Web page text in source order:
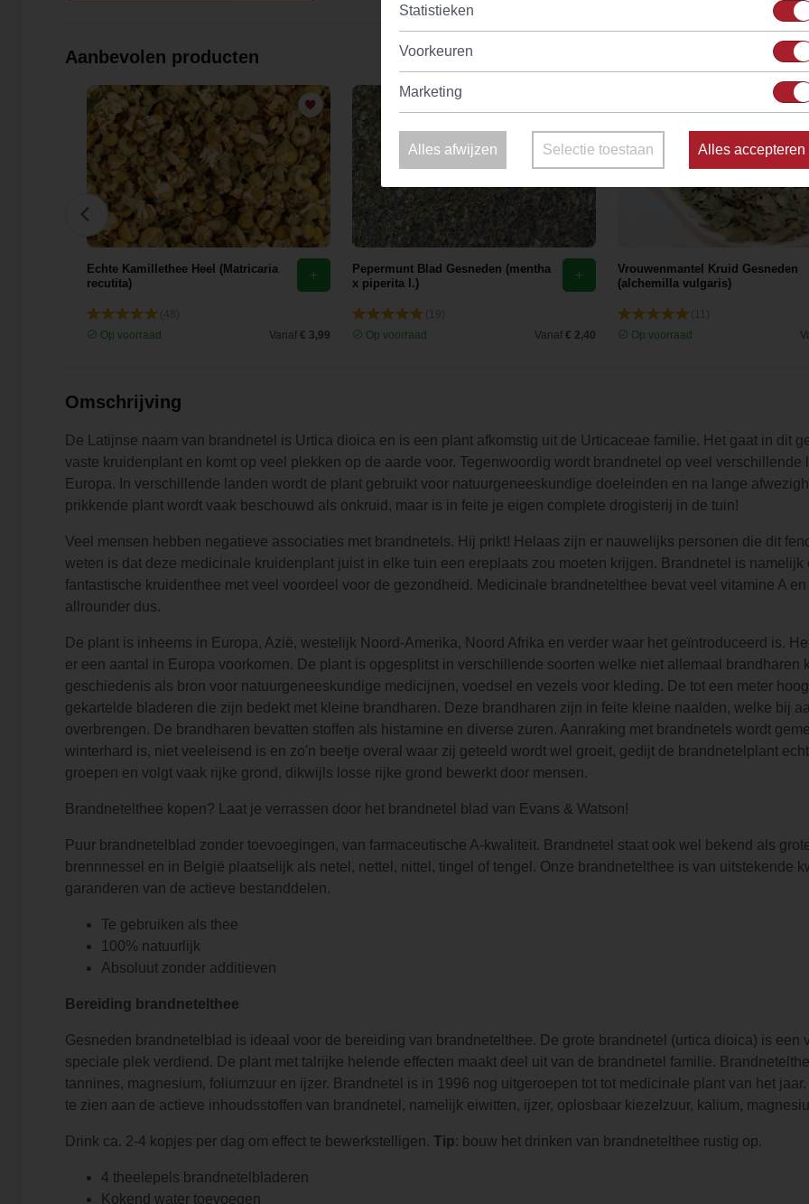
Aanbevolen producten
Echte Kamillethee Heel (Matricaria
recutita)
Op voorraad
Vanaf € 3,99
Pepermunt Blad Gesneden (mentha
x piperita l.)
Op voorraad
Vanaf € 2,40
Vrouwenmantel Kruid Gesneden
(alchemilla vulgaris)
Op voorraad
Omschrijving
De Latijnse naam van brandnetel is Urtica dioica en is een plant afkomstig uit de Urticaceae familie. Het gaat in dit
vaste kruidenplant en komt op veel plekken op de aarde voor. Tegenwoordig wordt brandnetel op veel
Europa. In verschillende landen wordt de plant gebruikt voor natuurgeneeskundige doeleinden en na lange
prikkende plant wordt vaak beschouwd als onkruid, maar is in feite je eigen complete drogisterij in de tuin!
Veel mensen hebben negatieve associaties met brandnetels. Hij prikt! Helaas zijn er nauwelijks personen die dit
weten is dat deze medicinale kruidenplant juist in elke tuin een ereplaats zou moeten krijgen. Brandnetel is
fantastische kruidenthee met veel voordeel voor de gezondheid. Medicinale brandnetelthee bevat veel vitamine A
allrounder dus.
De plant is inheems in Europa, Azië, westelijk Noord-Amerika, Noord Afrika en verder waar het geïntroduceerd is.
er een aantal in Europa voorkomen. De plant is opgesplitst in verschillende soorten welke niet allemaal brandharen
geschiedenis als bron voor natuurgeneeskundige medicijnen, voedsel en vezels voor kleding. De tot een meter
gekartelde bladeren die zijn bedekt met kleine brandharen. Deze brandharen zijn in feite kleine naalden, welke bij
overbrengen. De brandharen bevatten stoffen als histamine en diverse zuren. Aanraking met brandnetels wordt
winterhard is, niet veeleisend is en zo'n beetje overal waar zij geteeld wordt wel groeit, gedijt de brandnetelplant
groepen en volgt vaak rijke grond, dikwijls losse rijke grond bewerkt door mensen.
Brandnetelthee kopen? Laat je verrassen door het brandnetel blad van Evans & Watson!
Puur brandnetelblad zonder toevoegingen, van farmaceutische A-kwaliteit. Brandnetel staat ook wel bekend als
brennnessel en in België plaatselijk als netel, nettel, nittel, tingel of tengel. Onze brandnetelthee is van uitstekende
garanderen van de actieve bestanddelen.
Te gebruiken als thee
100% natuurlijk
Absoluut zonder additieven
Bereiding brandnetelthee
Gesneden brandnetelblad is ideaal voor de bereiding van brandnetelthee. De grote brandnetel (urtica dioica) is
speciale plek verdiend. De plant met talrijke helende effecten maakt deel uit van de brandnetel familie.
tannines, magnesium, foliumzuur en ijzer. Brandnetel is in 1996 nog uitgeroepen tot tot medicinale plant van het
te zien aan de actieve inhoudsstoffen van brandnetel, namelijk eiwitten, ijzer, oplosbaar kiezelzuur, kalium,
Drink ca. 2-4 kopjes per dag om effect te bewerkstelligen. Tip: bouw het drinken van brandnetelthee rustig op.
4 theelepels brandnetelbladeren
Kokend water toevoegen
Statistieken
Voorkeuren
Marketing
Alles afwijzen Selectie toestaan Alles accepteren